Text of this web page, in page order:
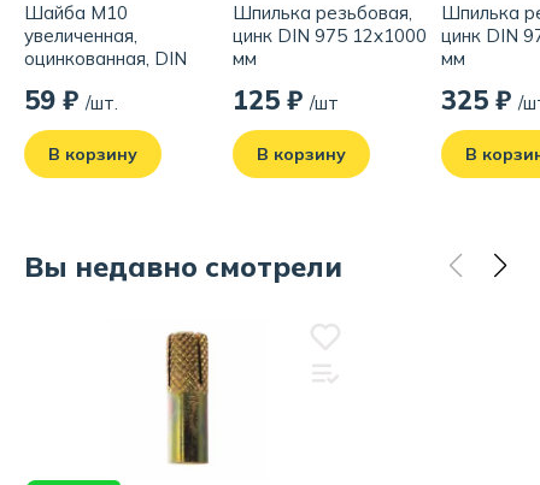
Шайба M10
увеличенная,
оцинкованная, DIN
59 ₽ /шт.
В корзину
Шпилька резьбовая,
цинк DIN 975 12x1000
мм
125 ₽ /шт
В корзину
Шпилька
цинк DIN
мм
325 ₽ /
В
Вы недавно смотрели